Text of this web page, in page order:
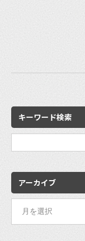
キーワード検索
アーカイブ